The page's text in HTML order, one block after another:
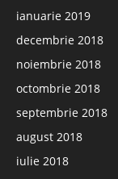
ianuarie 2019
decembrie 2018
noiembrie 2018
octombrie 2018
septembrie 2018
august 2018
iulie 2018